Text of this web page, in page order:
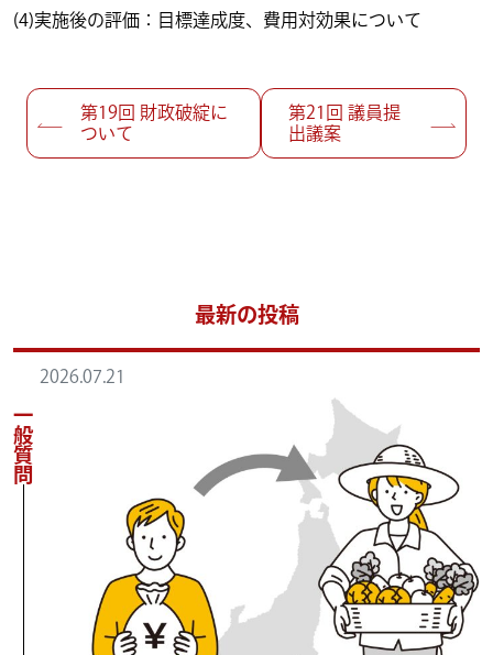
(4)実施後の評価：目標達成度、費用対効果について
投稿ナビゲーション
第19回
財政破綻に
ついて
第21回 議員提
出議案
最新の投稿
2026.07.21
一般質問